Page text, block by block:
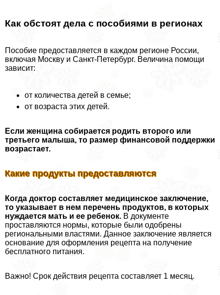
Как обстоят дела с пособиями в регионах
Пособие предоставляется в каждом регионе России,
включая Москву и Санкт-Петербург. Величина помощи
зависит:
от количества детей в семье;
от возраста этих детей.
Если женщина собирается родить второго или
третьего малыша, то размер финансовой поддержки
возрастает.
Какие продукты предоставляются
Когда доктор составляет медицинское заключение,
то указывает в нем перечень продуктов, в которых
нуждается мать и ее ребенок. В документе
проставляются нормы, которые были одобрены
региональными властями. Данное заключение является
основание для оформления рецепта на получение
бесплатного питания.
Важно! Срок действия рецепта составляет 1 месяц.